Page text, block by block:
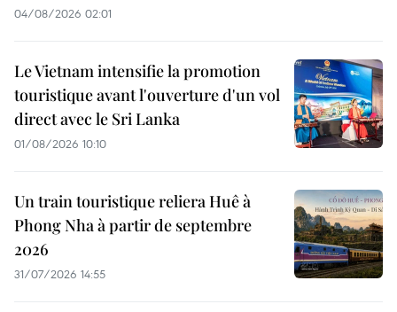
04/08/2026 02:01
Le Vietnam intensifie la promotion
touristique avant l'ouverture d'un vol
direct avec le Sri Lanka
01/08/2026 10:10
Un train touristique reliera Huê à
Phong Nha à partir de septembre
2026
31/07/2026 14:55